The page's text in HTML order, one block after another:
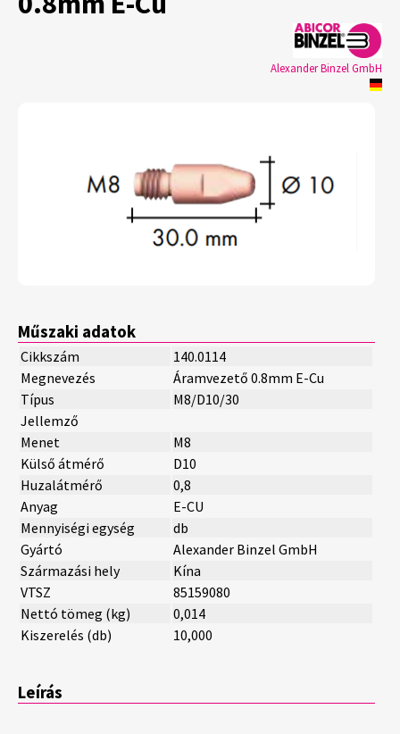
Alexander Binzel GmbH
Műszaki adatok
Cikkszám
140.0114
Megnevezés
Áramvezető 0.8mm E-Cu
Típus
M8/D10/30
Jellemző
Menet
M8
Külső átmérő
D10
Huzalátmérő
0,8
Anyag
E-CU
Mennyiségi egység
db
Gyártó
Alexander Binzel GmbH
Származási hely
Kína
VTSZ
85159080
Nettó tömeg (kg)
0,014
Kiszerelés (db)
10,000
Leírás